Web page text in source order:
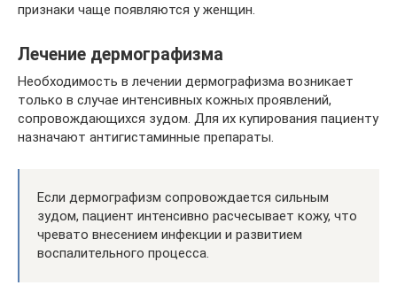
признаки чаще появляются у женщин.
Лечение дермографизма
Необходимость в лечении дермографизма возникает
только в случае интенсивных кожных проявлений,
сопровождающихся зудом. Для их купирования пациенту
назначают антигистаминные препараты.
Если дермографизм сопровождается сильным
зудом, пациент интенсивно расчесывает кожу, что
чревато внесением инфекции и развитием
воспалительного процесса.